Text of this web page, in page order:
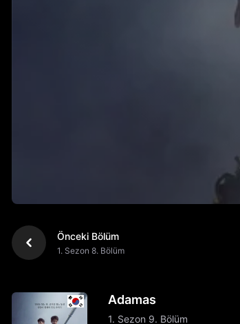
Önceki Bölüm
1. Sezon 8. Bölüm
Adamas
1. Sezon 9. Bölüm